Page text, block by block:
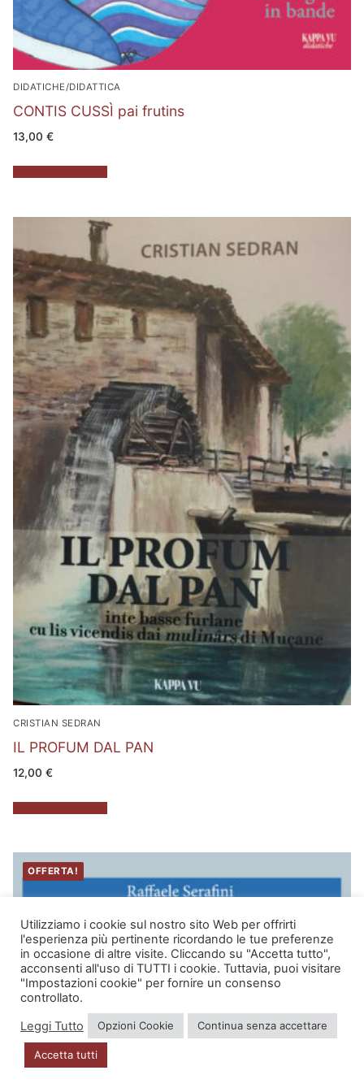
DIDATICHE/DIDATTICA
CONTIS CUSSÌ pai frutins
13,00 €
CRISTIAN SEDRAN
IL PROFUM DAL PAN
12,00 €
OFFERTA!
Utilizziamo i cookie sul nostro sito Web per offrirti
l'esperienza più pertinente ricordando le tue preferenze
in occasione di altre visite. Cliccando su "Accetta tutto",
acconsenti all'uso di TUTTI i cookie. Tuttavia, puoi visitare
"Impostazioni cookie" per fornire un consenso
controllato.
Leggi Tutto
Opzioni Cookie Continua senza accettare
Accetta tutti